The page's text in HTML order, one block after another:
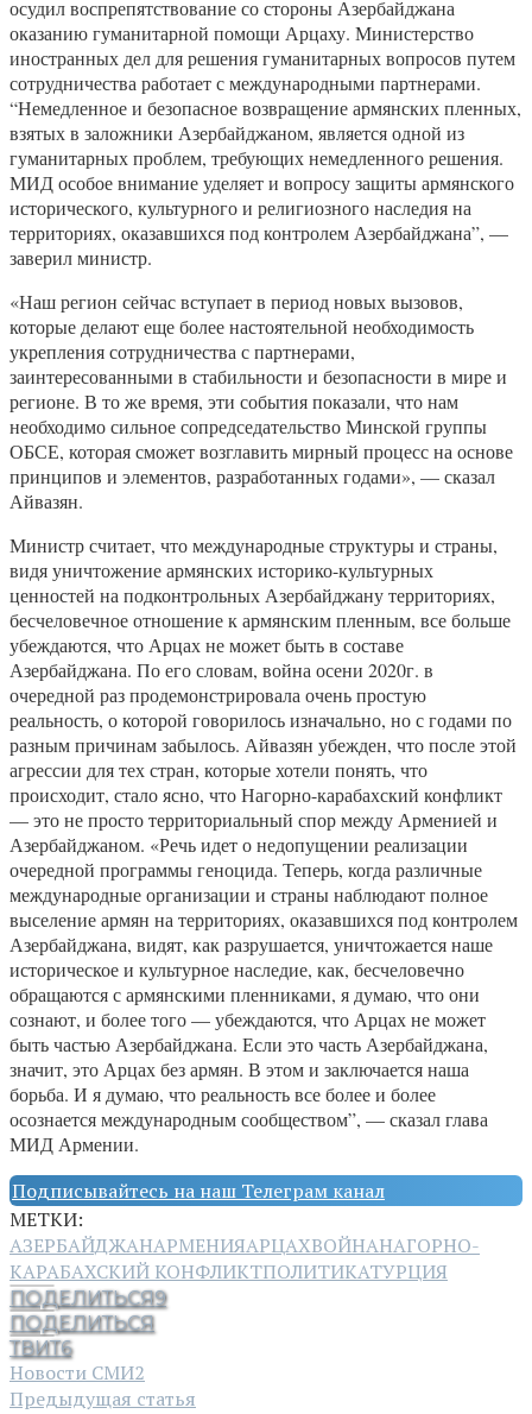
осудил воспрепятствование со стороны Азербайджана
оказанию гуманитарной помощи Арцаху. Министерство
иностранных дел для решения гуманитарных вопросов путем
сотрудничества работает с международными партнерами.
“Немедленное и безопасное возвращение армянских пленных,
взятых в заложники Азербайджаном, является одной из
гуманитарных проблем, требующих немедленного решения.
МИД особое внимание уделяет и вопросу защиты армянского
исторического, культурного и религиозного наследия на
территориях, оказавшихся под контролем Азербайджана”, —
заверил министр.
«Наш регион сейчас вступает в период новых вызовов,
которые делают еще более настоятельной необходимость
укрепления сотрудничества с партнерами,
заинтересованными в стабильности и безопасности в мире и
регионе. В то же время, эти события показали, что нам
необходимо сильное сопредседательство Минской группы
ОБСЕ, которая сможет возглавить мирный процесс на основе
принципов и элементов, разработанных годами», — сказал
Айвазян.
Министр считает, что международные структуры и страны,
видя уничтожение армянских историко-культурных
ценностей на подконтрольных Азербайджану территориях,
бесчеловечное отношение к армянским пленным, все больше
убеждаются, что Арцах не может быть в составе
Азербайджана. По его словам, война осени 2020г. в
очередной раз продемонстрировала очень простую
реальность, о которой говорилось изначально, но с годами по
разным причинам забылось. Айвазян убежден, что после этой
агрессии для тех стран, которые хотели понять, что
происходит, стало ясно, что Нагорно-карабахский конфликт
— это не просто территориальный спор между Арменией и
Азербайджаном. «Речь идет о недопущении реализации
очередной программы геноцида. Теперь, когда различные
международные организации и страны наблюдают полное
выселение армян на территориях, оказавшихся под контролем
Азербайджана, видят, как разрушается, уничтожается наше
историческое и культурное наследие, как, бесчеловечно
обращаются с армянскими пленниками, я думаю, что они
сознают, и более того — убеждаются, что Арцах не может
быть частью Азербайджана. Если это часть Азербайджана,
значит, это Арцах без армян. В этом и заключается наша
борьба. И я думаю, что реальность все более и более
осознается международным сообществом”, — сказал глава
МИД Армении.
Подписывайтесь на наш Телеграм канал
МЕТКИ:
АЗЕРБАЙДЖАНАРМЕНИЯАРЦАХВОЙНАНАГОРНО-
КАРАБАХСКИЙ КОНФЛИКТПОЛИТИКАТУРЦИЯ
ПОДЕЛИТЬСЯ9
ПОДЕЛИТЬСЯ
ТВИТ6
Новости СМИ2
Предыдущая статья